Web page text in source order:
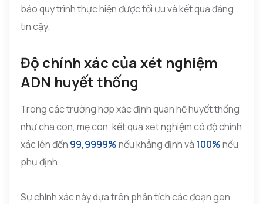
bảo quy trình thực hiện được tối ưu và kết quả đáng
tin cậy.
Độ chính xác của xét nghiệm
ADN huyết thống
Trong các trường hợp xác định quan hệ huyết thống
như cha con, mẹ con, kết quả xét nghiệm có độ chính
xác lên đến 99,9999%nếu khẳng định và 100%nếu
phủ định.
Sự chính xác này dựa trên phân tích các đoạn gen